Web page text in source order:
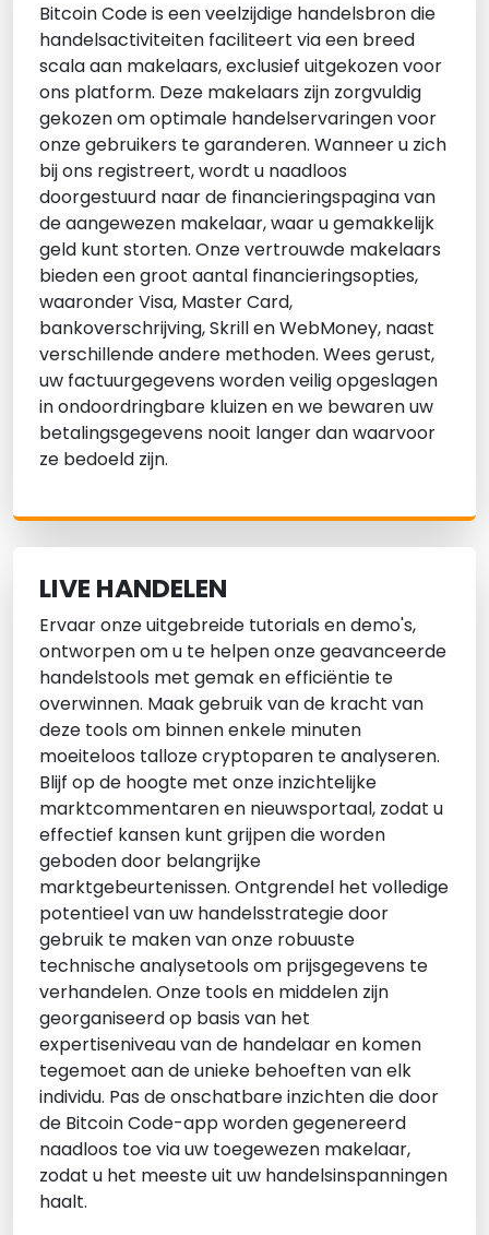
Bitcoin Code is een veelzijdige handelsbron die
handelsactiviteiten faciliteert via een breed
scala aan makelaars, exclusief uitgekozen voor
ons platform. Deze makelaars zijn zorgvuldig
gekozen om optimale handelservaringen voor
onze gebruikers te garanderen. Wanneer u zich
bij ons registreert, wordt u naadloos
doorgestuurd naar de financieringspagina van
de aangewezen makelaar, waar u gemakkelijk
geld kunt storten. Onze vertrouwde makelaars
bieden een groot aantal financieringsopties,
waaronder Visa, Master Card,
bankoverschrijving, Skrill en WebMoney, naast
verschillende andere methoden. Wees gerust,
uw factuurgegevens worden veilig opgeslagen
in ondoordringbare kluizen en we bewaren uw
betalingsgegevens nooit langer dan waarvoor
ze bedoeld zijn.
LIVE HANDELEN
Ervaar onze uitgebreide tutorials en demo's,
ontworpen om u te helpen onze geavanceerde
handelstools met gemak en efficiëntie te
overwinnen. Maak gebruik van de kracht van
deze tools om binnen enkele minuten
moeiteloos talloze cryptoparen te analyseren.
Blijf op de hoogte met onze inzichtelijke
marktcommentaren en nieuwsportaal, zodat u
effectief kansen kunt grijpen die worden
geboden door belangrijke
marktgebeurtenissen. Ontgrendel het volledige
potentieel van uw handelsstrategie door
gebruik te maken van onze robuuste
technische analysetools om prijsgegevens te
verhandelen. Onze tools en middelen zijn
georganiseerd op basis van het
expertiseniveau van de handelaar en komen
tegemoet aan de unieke behoeften van elk
individu. Pas de onschatbare inzichten die door
de Bitcoin Code-app worden gegenereerd
naadloos toe via uw toegewezen makelaar,
zodat u het meeste uit uw handelsinspanningen
haalt.